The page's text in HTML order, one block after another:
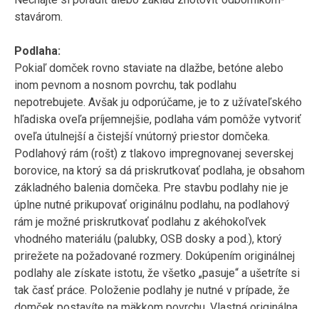
stavárom.
Podlaha:
Pokiaľ domček rovno staviate na dlažbe, betóne alebo
inom pevnom a nosnom povrchu, tak podlahu
nepotrebujete. Avšak ju odporúčame, je to z užívateľského
hľadiska oveľa príjemnejšie, podlaha vám pomôže vytvoriť
oveľa útulnejší a čistejší vnútorný priestor domčeka.
Podlahový rám (rošt) z tlakovo impregnovanej severskej
borovice, na ktorý sa dá priskrutkovať podlaha, je obsahom
základného balenia domčeka. Pre stavbu podlahy nie je
úplne nutné prikupovať originálnu podlahu, na podlahový
rám je možné priskrutkovať podlahu z akéhokoľvek
vhodného materiálu (palubky, OSB dosky a pod.), ktorý
prirežete na požadované rozmery. Dokúpením originálnej
podlahy ale získate istotu, že všetko „pasuje“ a ušetríte si
tak časť práce. Položenie podlahy je nutné v prípade, že